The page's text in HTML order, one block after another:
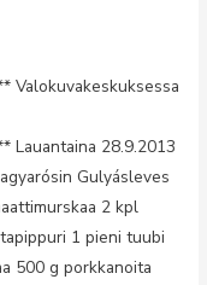
28.9.2013
Gulyásleves
2 kpl
1 pieni tuubi
500 g porkkanoita